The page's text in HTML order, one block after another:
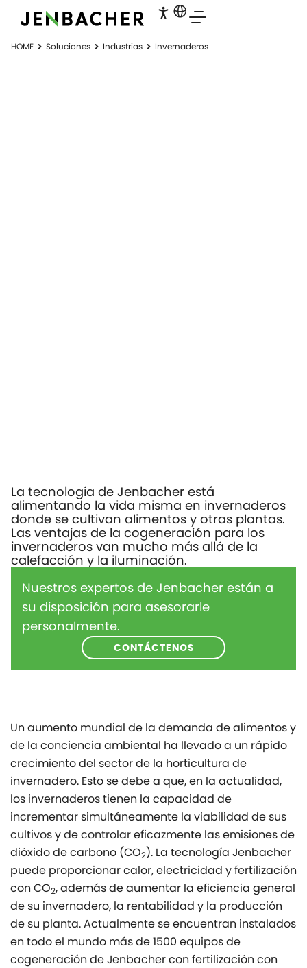
HOME Soluciones Industrias Invernaderos
La tecnología de Jenbacher está
alimentando la vida misma en invernaderos
donde se cultivan alimentos y otras plantas.
Las ventajas de la cogeneración para los
invernaderos van mucho más allá de la
calefacción y la iluminación.
Nuestros expertos de Jenbacher están a
su disposición para asesorarle
personalmente.
CONTÁCTENOS
Un aumento mundial de la demanda de alimentos y
de la conciencia ambiental ha llevado a un rápido
crecimiento del sector de la horticultura de
invernadero. Esto se debe a que, en la actualidad,
los invernaderos tienen la capacidad de
incrementar simultáneamente la viabilidad de sus
cultivos y de controlar eficazmente las emisiones de
dióxido de carbono (CO2). La tecnología Jenbacher
puede proporcionar calor, electricidad y fertilización
con CO2, además de aumentar la eficiencia general
de su invernadero, la rentabilidad y la producción
de su planta. Actualmente se encuentran instalados
en todo el mundo más de 1500 equipos de
cogeneración de Jenbacher con fertilización con